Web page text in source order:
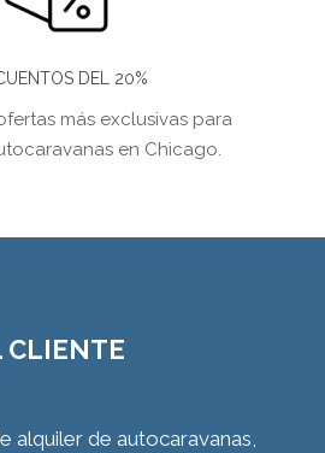
DEL 20%
más exclusivas para
en Chicago.
CLIENTE
alquiler de autocaravanas,